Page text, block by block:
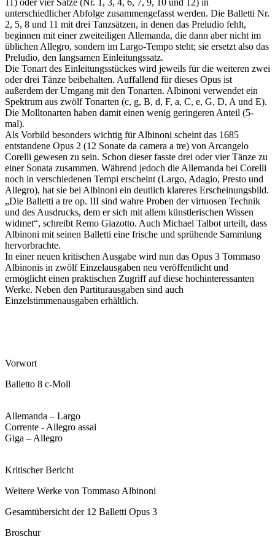
11) oder vier Sätze (Nr. 1, 3, 4, 6, 7, 9, 10 und 12) in
unterschiedlicher Abfolge zusammengefasst werden. Die Balletti Nr.
2, 5, 8 und 11 mit drei Tanzsätzen, in denen das Preludio fehlt,
beginnen mit einer zweiteiligen Allemanda, die dann aber nicht im
üblichen Allegro, sondern im Largo-Tempo steht; sie ersetzt also das
Preludio, den langsamen Einleitungssatz.
Die Tonart des Einleitungsstückes wird jeweils für die weiteren zwei
oder drei Tänze beibehalten. Auffallend für dieses Opus ist
außerdem der Umgang mit den Tonarten. Albinoni verwendet ein
Spektrum aus zwölf Tonarten (c, g, B, d, F, a, C, e, G, D, A und E).
Die Molltonarten haben damit einen wenig geringeren Anteil (5-
mal).
Als Vorbild besonders wichtig für Albinoni scheint das 1685
entstandene Opus 2 (12 Sonate da camera a tre) von Arcangelo
Corelli gewesen zu sein. Schon dieser fasste drei oder vier Tänze zu
einer Sonata zusammen. Während jedoch die Allemanda bei Corelli
noch in verschiedenen Tempi erscheint (Largo, Adagio, Presto und
Allegro), hat sie bei Albinoni ein deutlich klareres Erscheinungsbild.
„Die Balletti a tre op. III sind wahre Proben der virtuosen Technik
und des Ausdrucks, dem er sich mit allem künstlerischen Wissen
widmet“, schreibt Remo Giazotto. Auch Michael Talbot urteilt, dass
Albinoni mit seinen Balletti eine frische und sprühende Sammlung
hervorbrachte.
In einer neuen kritischen Ausgabe wird nun das Opus 3 Tommaso
Albinonis in zwölf Einzelausgaben neu veröffentlicht und
ermöglicht einen praktischen Zugriff auf diese hochinteressanten
Werke. Neben den Partiturausgaben sind auch
Einzelstimmenausgaben erhältlich.
Vorwort
Balletto 8 c-Moll
Allemanda – Largo
Corrente - Allegro assai
Giga – Allegro
Kritischer Bericht
Weitere Werke von Tommaso Albinoni
Gesamtübersicht der 12 Balletti Opus 3
Broschur